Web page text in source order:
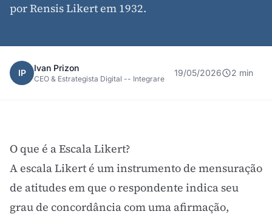
por Rensis Likert em 1932.
IP Ivan Prizon
CEO & Estrategista Digital -- Integrare
19/05/2026 2 min
O que é a Escala Likert?
A escala Likert é um instrumento de mensuração
de atitudes em que o respondente indica seu
grau de concordância com uma afirmação,